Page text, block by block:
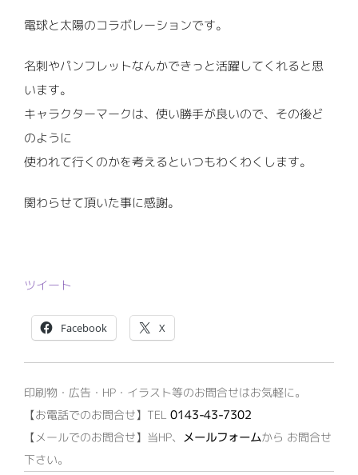
電球と太陽のコラボレーションです。
名刺やパンフレットなんかできっと活躍してくれると思
います。
キャラクターマークは、使い勝手が良いので、その後ど
のように
使われて行くのかを考えるといつもわくわくします。
関わらせて頂いた事に感謝。
ツイート
Facebook X
印刷物・広告・HP・イラスト等のお問合せはお気軽に。
【お電話でのお問合せ】TEL 0143-43-7302
【メールでのお問合せ】当HP、
メールフォームから お問合せ
下さい。